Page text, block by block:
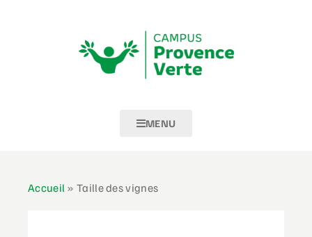
MENU
Accueil »Taille des vignes